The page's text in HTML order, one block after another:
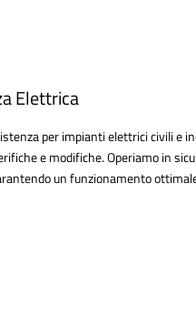
Elettrica
per impianti elettrici civili e
e modifiche. Operiamo in
un funzionamento